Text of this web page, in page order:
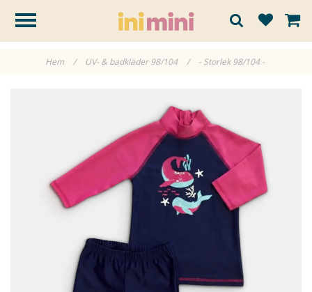
Hem / UV- & badkläder 98/104 / - Storlek 98/104 -